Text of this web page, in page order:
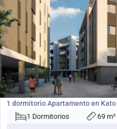
247 000
Apartamento
1 dormitorio Apartamento en
414561 Dormitorios 69 m²